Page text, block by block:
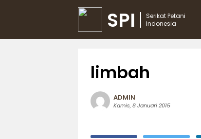
SPI
Serikat Petani
Indonesia
limbah
ADMIN
Kamis, 8 Januari 2015